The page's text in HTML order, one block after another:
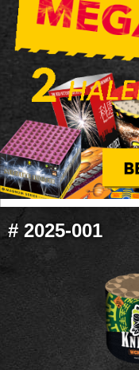
FOOTER
WIDGET
HEADER
# 2025-001